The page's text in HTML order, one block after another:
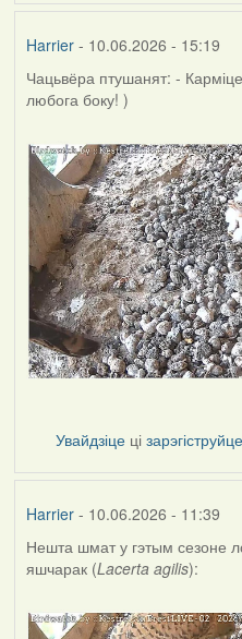
Harrier- 10.06.2026 - 15:19
Чацьвёра птушанят: -
любога боку! )
Увайдзіце ці
Harrier- 10.06.2026 - 11:39
Нешта шмат у гэтым сезоне
яшчарак (Lacerta agilis):